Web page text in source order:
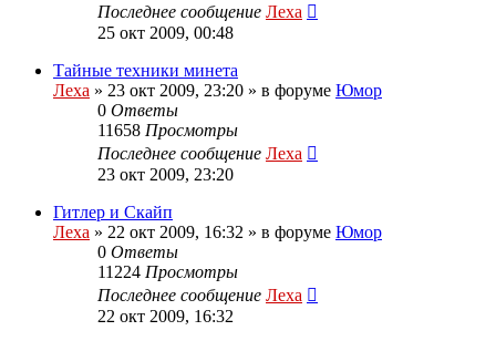
Последнее сообщение Леха
25 окт 2009, 00:48
Тайные техники минета
Леха » 23 окт 2009, 23:20 » в форуме Юмор
0 Ответы
11658 Просмотры
Последнее сообщение Леха
23 окт 2009, 23:20
Гитлер и Скайп
Леха » 22 окт 2009, 16:32 » в форуме Юмор
0 Ответы
11224 Просмотры
Последнее сообщение Леха
22 окт 2009, 16:32